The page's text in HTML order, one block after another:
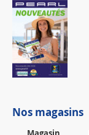
Nos magasins